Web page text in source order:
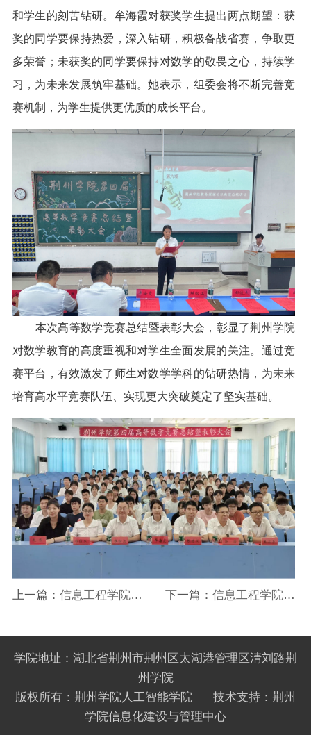
和学生的刻苦钻研。牟海霞对获奖学生提出两点期望：获
奖的同学要保持热爱，深入钻研，积极备战省赛，争取更
多荣誉；未获奖的同学要保持对数学的敬畏之心，持续学
习，为未来发展筑牢基础。她表示，组委会将不断完善竞
赛机制，为学生提供更优质的成长平台。
本次高等数学竞赛总结暨表彰大会，彰显了荆州学院
对数学教育的高度重视和对学生全面发展的关注。通过竞
赛平台，有效激发了师生对数学学科的钻研热情，为未来
培育高水平竞赛队伍、实现更大突破奠定了坚实基础。
上一篇： 信息工程学院骨
交流研讨班
下一篇：信息工程学院举
战杯”竞赛联合宣讲会
学院地址：湖北省荆州市荆州区太湖港管理区清刘路荆
州学院
版权所有：荆州学院人工智能学院 技术支持：荆州
学院信息化建设与管理中心